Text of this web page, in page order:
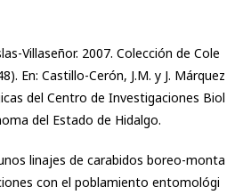
Villaseñor. 2007. Colección de Cole
En: Castillo-Cerón, J.M. y J. Márquez
del Centro de Investigaciones Biol
del Estado de Hidalgo.
linajes de carabidos boreo-monta
con el poblamiento entomológi